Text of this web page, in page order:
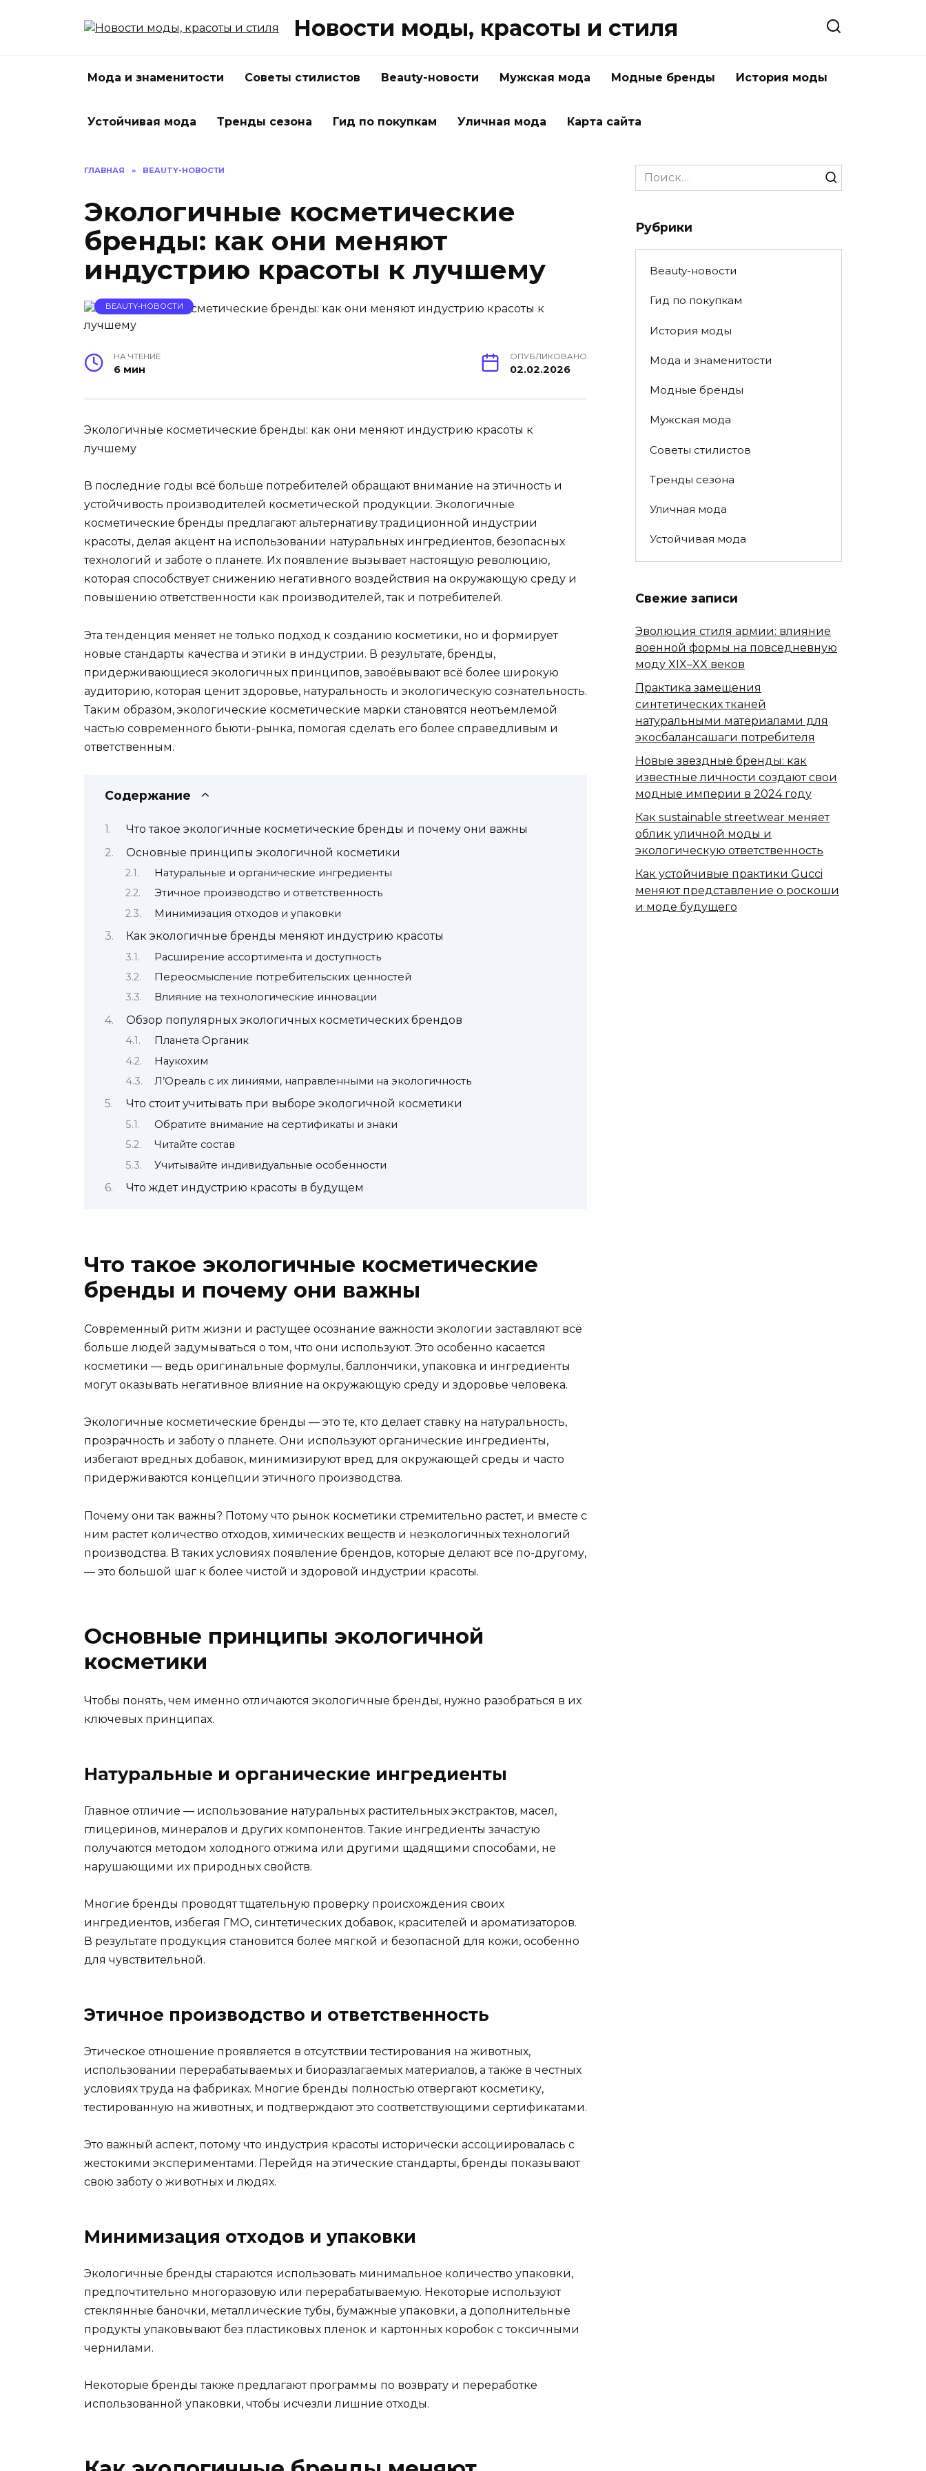
Новости моды, красоты и стиля
Мода и знаменитости Советы стилистов Beauty-новости Мужская мода Модные бренды История моды
Устойчивая мода Тренды сезона Гид по покупкам Уличная мода Карта сайта
ГЛАВНАЯ » BEAUTY-НОВОСТИ
Экологичные косметические
бренды: как они меняют
индустрию красоты к лучшему
BEAUTY-НОВОСТИ
НА ЧТЕНИЕ
6 мин
ОПУБЛИКОВАНО
02.02.2026
Экологичные косметические бренды: как они меняют индустрию красоты к
лучшему
В последние годы всё больше потребителей обращают внимание на этичность и
устойчивость производителей косметической продукции. Экологичные
косметические бренды предлагают альтернативу традиционной индустрии
красоты, делая акцент на использовании натуральных ингредиентов, безопасных
технологий и заботе о планете. Их появление вызывает настоящую революцию,
которая способствует снижению негативного воздействия на окружающую среду и
повышению ответственности как производителей, так и потребителей.
Эта тенденция меняет не только подход к созданию косметики, но и формирует
новые стандарты качества и этики в индустрии. В результате, бренды,
придерживающиеся экологичных принципов, завоёвывают всё более широкую
аудиторию, которая ценит здоровье, натуральность и экологическую сознательность.
Таким образом, экологические косметические марки становятся неотъемлемой
частью современного бьюти-рынка, помогая сделать его более справедливым и
ответственным.
Содержание
Что такое экологичные косметические бренды и почему они важны
Основные принципы экологичной косметики
Натуральные и органические ингредиенты
Этичное производство и ответственность
Минимизация отходов и упаковки
Как экологичные бренды меняют индустрию красоты
Расширение ассортимента и доступность
Переосмысление потребительских ценностей
Влияние на технологические инновации
Обзор популярных экологичных косметических брендов
Планета Органик
Наукохим
Л’Ореаль с их линиями, направленными на экологичность
Что стоит учитывать при выборе экологичной косметики
Обратите внимание на сертификаты и знаки
Читайте состав
Учитывайте индивидуальные особенности
Что ждет индустрию красоты в будущем
Что такое экологичные косметические
бренды и почему они важны
Современный ритм жизни и растущее осознание важности экологии заставляют всё
больше людей задумываться о том, что они используют. Это особенно касается
косметики — ведь оригинальные формулы, баллончики, упаковка и ингредиенты
могут оказывать негативное влияние на окружающую среду и здоровье человека.
Экологичные косметические бренды — это те, кто делает ставку на натуральность,
прозрачность и заботу о планете. Они используют органические ингредиенты,
избегают вредных добавок, минимизируют вред для окружающей среды и часто
придерживаются концепции этичного производства.
Почему они так важны? Потому что рынок косметики стремительно растет, и вместе с
ним растет количество отходов, химических веществ и неэкологичных технологий
производства. В таких условиях появление брендов, которые делают всё по-другому,
— это большой шаг к более чистой и здоровой индустрии красоты.
Основные принципы экологичной
косметики
Чтобы понять, чем именно отличаются экологичные бренды, нужно разобраться в их
ключевых принципах.
Натуральные и органические ингредиенты
Главное отличие — использование натуральных растительных экстрактов, масел,
глицеринов, минералов и других компонентов. Такие ингредиенты зачастую
получаются методом холодного отжима или другими щадящими способами, не
нарушающими их природных свойств.
Многие бренды проводят тщательную проверку происхождения своих
ингредиентов, избегая ГМО, синтетических добавок, красителей и ароматизаторов.
В результате продукция становится более мягкой и безопасной для кожи, особенно
для чувствительной.
Этичное производство и ответственность
Этическое отношение проявляется в отсутствии тестирования на животных,
использовании перерабатываемых и биоразлагаемых материалов, а также в честных
условиях труда на фабриках. Многие бренды полностью отвергают косметику,
тестированную на животных, и подтверждают это соответствующими сертификатами.
Это важный аспект, потому что индустрия красоты исторически ассоциировалась с
жестокими экспериментами. Перейдя на этические стандарты, бренды показывают
свою заботу о животных и людях.
Минимизация отходов и упаковки
Экологичные бренды стараются использовать минимальное количество упаковки,
предпочтительно многоразовую или перерабатываемую. Некоторые используют
стеклянные баночки, металлические тубы, бумажные упаковки, а дополнительные
продукты упаковывают без пластиковых пленок и картонных коробок с токсичными
чернилами.
Некоторые бренды также предлагают программы по возврату и переработке
использованной упаковки, чтобы исчезли лишние отходы.
Search
for:
Рубрики
Beauty-новости
Гид по покупкам
История моды
Мода и знаменитости
Модные бренды
Мужская мода
Советы стилистов
Тренды сезона
Уличная мода
Устойчивая мода
Свежие записи
Эволюция стиля армии: влияние
военной формы на повседневную
моду XIX–XX веков
Практика замещения
синтетических тканей
натуральными материалами для
экосбалансашаги потребителя
Новые звездные бренды: как
известные личности создают свои
модные империи в 2024 году
Как sustainable streetwear меняет
облик уличной моды и
экологическую ответственность
Как устойчивые практики Gucci
меняют представление о роскоши
и моде будущего